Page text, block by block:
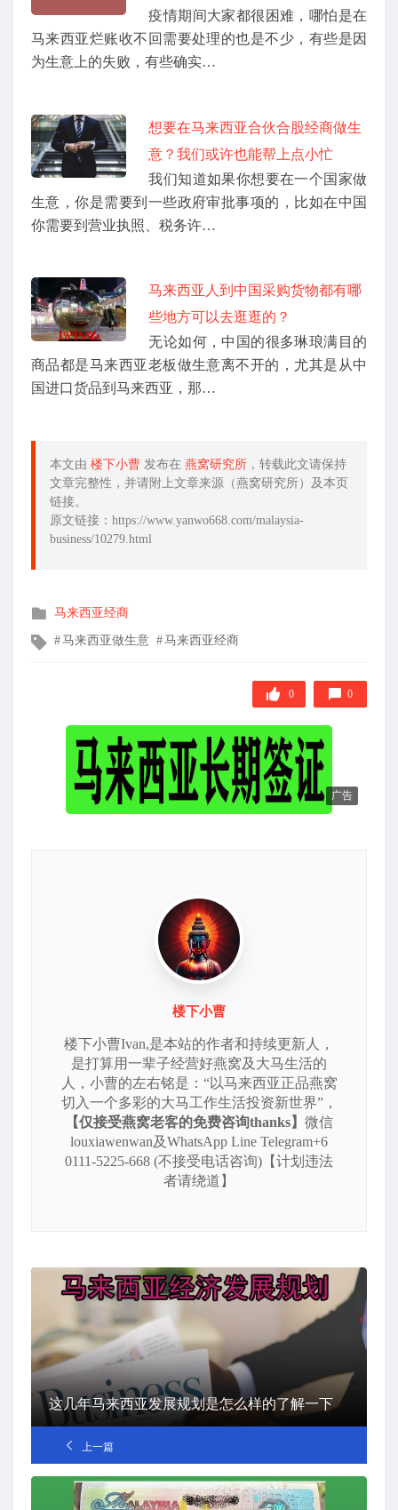
疫情期间大家都很困难，哪怕是在
马来西亚烂账收不回需要处理的也是不少，有些是因
为生意上的失败，有些确实…
想要在马来西亚合伙合股经商做生
意？我们或许也能帮上点小忙
我们知道如果你想要在一个国家做
生意，你是需要到一些政府审批事项的，比如在中国
你需要到营业执照、税务许…
马来西亚人到中国采购货物都有哪
些地方可以去逛逛的？
无论如何，中国的很多琳琅满目的
商品都是马来西亚老板做生意离不开的，尤其是从中
国进口货品到马来西亚，那…
本文由 楼下小曹 发布在 燕窝研究所 ，转载此文请保持
文章完整性，并请附上文章来源（燕窝研究所）及本页
链接。
原文链接：https://www.yanwo668.com/malaysia-
business/10279.html
发
在
马来西亚经商
文马来西亚做生意 马来西亚经商
0 0
广告
楼下小曹
楼下小曹Ivan,是本站的作者和持续更新人，
是打算用一辈子经营好燕窝及大马生活的
人，小曹的左右铭是：“以马来西亚正品燕窝
切入一个多彩的大马工作生活投资新世界”，
【仅接受燕窝老客的免费咨询thanks】 微信
louxiawenwan及WhatsApp Line Telegram+6
0111-5225-668 (不接受电话咨询)【计划违法
者请绕道】
这几年马来西亚发展规划是怎么样的了解一下
上一篇